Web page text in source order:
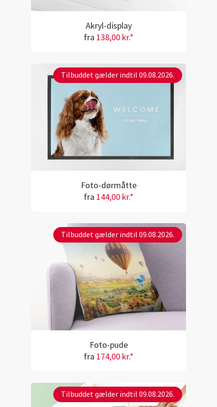
Akryl-display
fra 138,00 kr.*
Tilbuddet gælder indtil 09.08.2026.
Foto-dørmåtte
fra 144,00 kr.*
Tilbuddet gælder indtil 09.08.2026.
Foto-pude
fra 174,00 kr.*
Tilbuddet gælder indtil 09.08.2026.